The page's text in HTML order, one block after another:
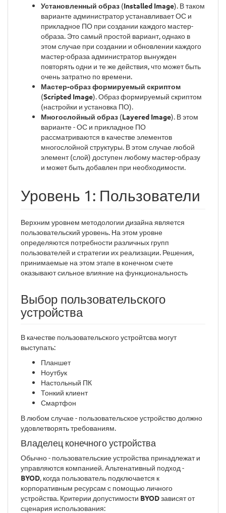
Установленный образ (Installed Image). В таком
варианте администратор устанавливает ОС и
прикладное ПО при создании каждого мастер-
образа. Это самый простой вариант, однако в
этом случае при создании и обновлении каждого
мастер-образа администратор вынужден
повторять одни и те же действия, что может быть
очень затратно по времени.
Мастер-образ формируемый скриптом
(Scripted Image). Образ формируемый скриптом
(настройки и установка ПО).
Многослойный образ (Layered Image). В этом
варианте - ОС и прикладное ПО
рассматриваются в качестве элементов
многослойной структуры. В этом случае любой
элемент (слой) доступен любому мастер-образу
и может быть добавлен при необходимости.
Уровень 1: Пользователи
Верхним уровнем методологии дизайна является
пользовательский уровень. На этом уровне
определяются потребности различных групп
пользователей и стратегии их реализации. Решения,
принимаемые на этом этапе в конечном счете
оказывают сильное влияние на функциональность
Выбор пользовательского
устройства
В качестве пользовательского устройтсва могут
выступать:
Планшет
Ноутбук
Настольный ПК
Тонкий клиент
Смартфон
В любом случае - пользовательское устройство должно
удовлетворять требованиям.
Владелец конечного устройства
Обычно - пользовательские устройства принадлежат и
управляются компанией. Альтенативный подход -
BYOD, когда пользователь подключается к
корпоративным ресурсам с помощью личного
устройства. Критерии допустимости BYODзависят от
сценария использования: